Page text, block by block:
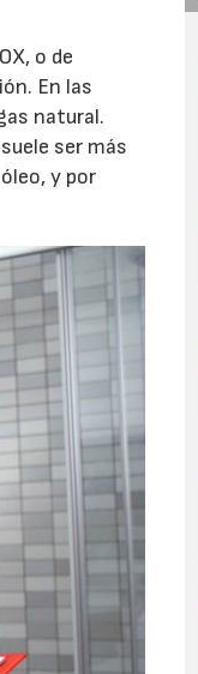
o de
En las
natural.
ser más
y por